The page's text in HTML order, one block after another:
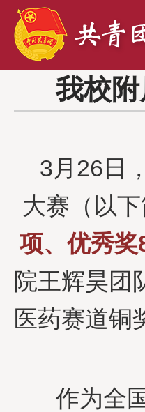
我校
3月26日
大赛（以
项、优秀奖
院王辉昊团
医药赛道铜
作为全